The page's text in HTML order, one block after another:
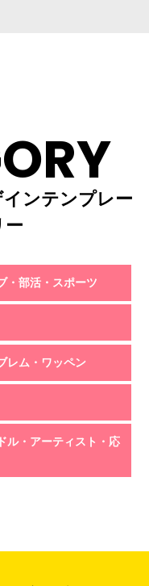
ンテンプレー
ー
・部活・スポーツ
レム・ワッペン
ル・アーティスト・応